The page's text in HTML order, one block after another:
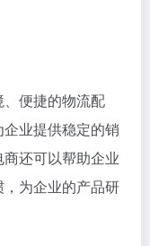
便捷的物流配
业提供稳定的销
还可以帮助企业
为企业的产品研